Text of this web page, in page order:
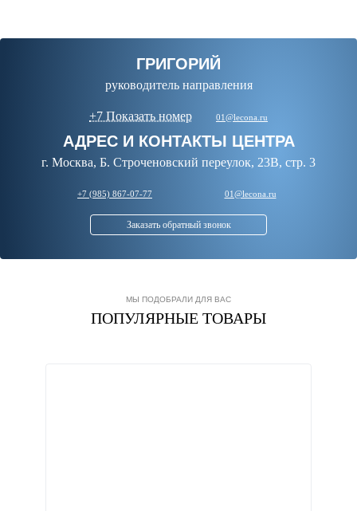
ГРИГОРИЙ
руководитель направления
+7 Показать номер 01@lecona.ru
АДРЕС И КОНТАКТЫ ЦЕНТРА
г. Москва, Б. Строченовский переулок, 23В, стр. 3
+7 (985) 867-07-77 01@lecona.ru
Заказать обратный звонок
МЫ ПОДОБРАЛИ ДЛЯ ВАС
ПОПУЛЯРНЫЕ ТОВАРЫ